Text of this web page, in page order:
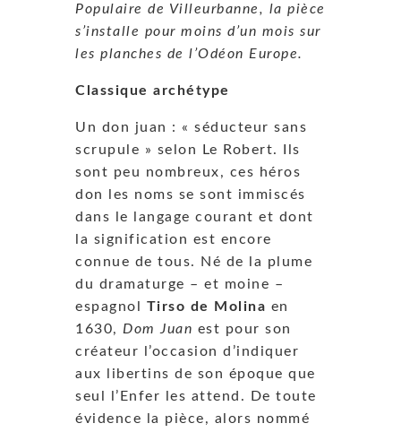
Populaire de Villeurbanne, la pièce
s’installe pour moins d’un mois sur
les planches de l’Odéon Europe.
Classique archétype
Un don juan : « séducteur sans
scrupule » selon Le Robert. Ils
sont peu nombreux, ces héros
don les noms se sont immiscés
dans le langage courant et dont
la signification est encore
connue de tous. Né de la plume
du dramaturge – et moine –
espagnol Tirso de Molina en
1630, Dom Juan est pour son
créateur l’occasion d’indiquer
aux libertins de son époque que
seul l’Enfer les attend. De toute
évidence la pièce, alors nommé